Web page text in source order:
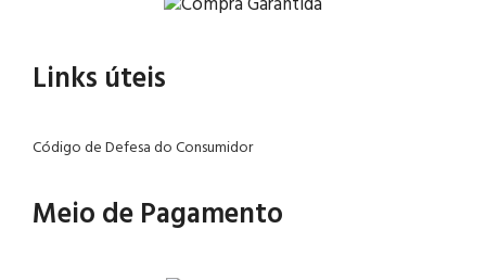
Links úteis
Código de Defesa do Consumidor
Meio de Pagamento